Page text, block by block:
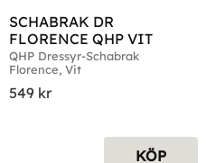
SCHABRAK DR
FLORENCE QHP VIT
QHP Dressyr-Schabrak
Florence, Vit
549 kr
KÖP